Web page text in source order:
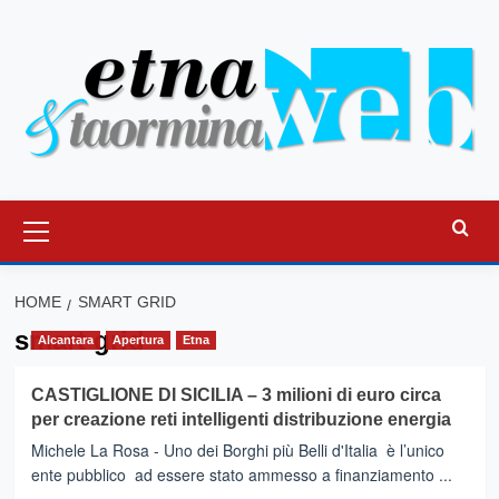
principale
HOME SMART GRID
smart grid
Alcantara Apertura Etna
CASTIGLIONE DI SICILIA – 3 milioni di euro circa
per creazione reti intelligenti distribuzione energia
Michele La Rosa - Uno dei Borghi più Belli d'Italia è l’unico
ente pubblico ad essere stato ammesso a finanziamento ...